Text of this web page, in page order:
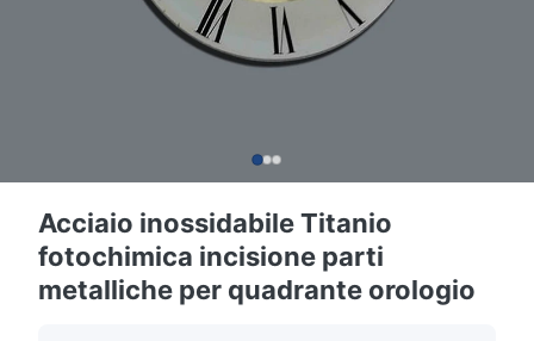
Acciaio inossidabile Titanio
fotochimica incisione parti
metalliche per quadrante orologio